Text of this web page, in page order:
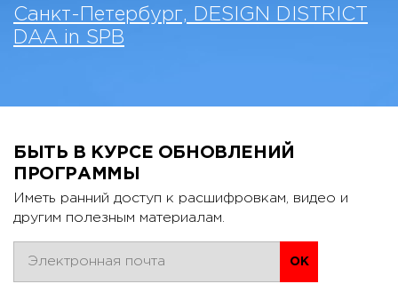
Санкт-Петербург, DESIGN DISTRICT
DAA in SPB
БЫТЬ В КУРСЕ ОБНОВЛЕНИЙ
ПРОГРАММЫ
Иметь ранний доступ к расшифровкам, видео и
другим полезным материалам.